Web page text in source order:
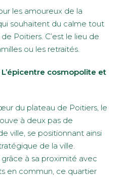
les amoureux de la
souhaitent du calme tout
Poitiers. C’est le lieu de
ou les retraités.
cosmopolite et
du plateau de Poitiers, le
à deux pas de
ville, se positionnant ainsi
de la ville.
à sa proximité avec
en commun, ce quartier